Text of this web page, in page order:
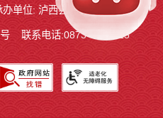
办单位: 泸西县人民政府办公室
联系电话:0873-6621715